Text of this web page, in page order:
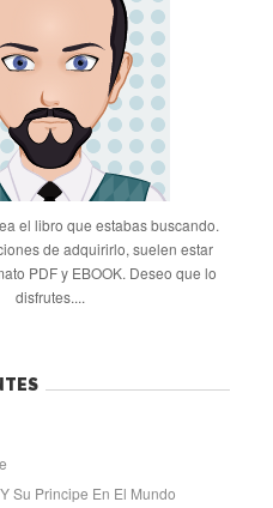
el libro que estabas buscando.
de adquirirlo, suelen estar
PDF y EBOOK. Deseo que lo
disfrutes....
Su Principe En El Mundo